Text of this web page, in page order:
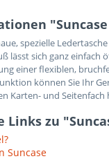
spezielle
lässt sich ganz einfach
einer flexiblen,
können Sie Ihr
Karten- und
zu
Suncase